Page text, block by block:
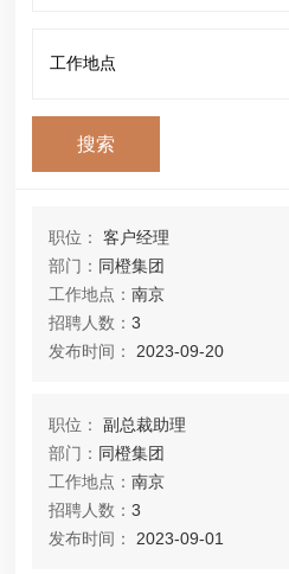
搜索
职位：客户经理
部门： 同橙集团
工作地点：南京
招聘人数：3
发布时间： 2023-09-20
职位：副总裁助理
部门： 同橙集团
工作地点：南京
招聘人数：3
发布时间： 2023-09-01